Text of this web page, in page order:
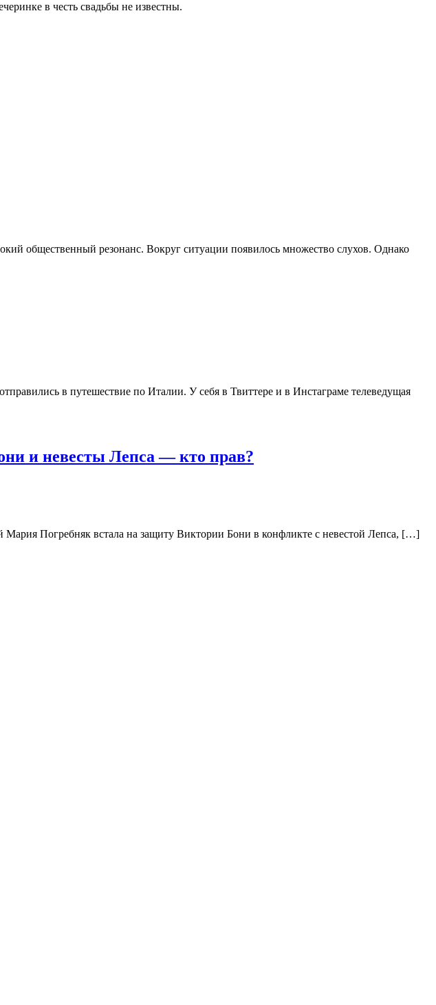
в честь свадьбы не известны.
общественный резонанс. Вокруг ситуации появилось множество слухов. Однако
в путешествие по Италии. У себя в Твиттере и в Инстаграме телеведущая
и невесты Лепса — кто прав?
Погребняк встала на защиту Виктории Бони в конфликте с невестой Лепса, […]